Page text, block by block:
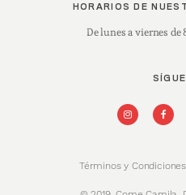
HORARIOS DE
De lunes a viernes de
Términos y